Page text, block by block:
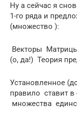
Ну а сейчас я
1-го ряда и
(множество ):
Векторы
(о, да!) Теория
Установленное
правило ставит в
множества